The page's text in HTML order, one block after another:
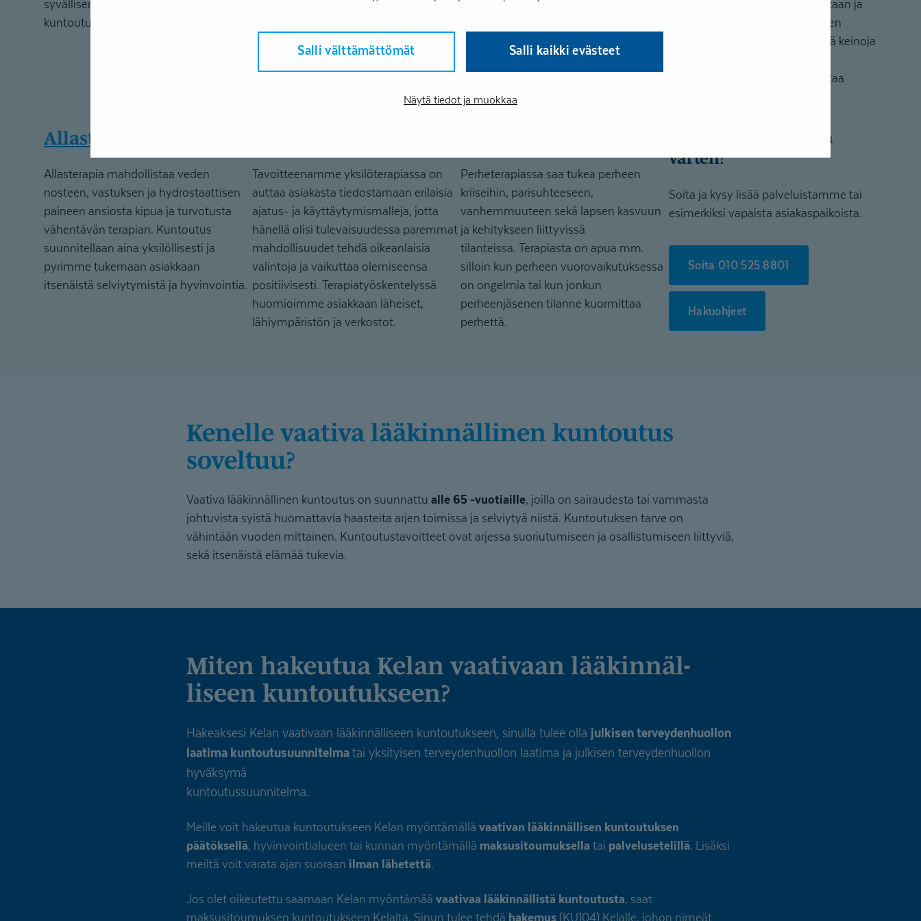
Salli välttämättömät Salli kaikki evästeet
Näytä tiedot ja muokkaa
syvällisempää ja monipuolisempaa
kuntoutusta.
Kuntoutuksessa korostuu yksilöllinen
parantamaan päivittäisten
antamalla vahvistamaan asiakkaan ja
perheen valmiuksia tulla toimeen
erityisvaikeuksien kanssa, löytää keinoja
toiminnallisia haittoja ja kohentaa
Allasterapia
Allasterapia mahdollistaa veden
nosteen, vastuksen ja hydrostaattisen
paineen ansiosta kipua ja turvotusta
vähentävän terapian. Kuntoutus
suunnitellaan aina yksilöllisesti ja
pyrimme tukemaan asiakkaan
itsenäistä selviytymistä ja hyvinvointia.
Tavoitteenamme yksilöterapiassa on
auttaa asiakasta tiedostamaan erilaisia
ajatus- ja käyttäytymismalleja, jotta
hänellä olisi tulevaisuudessa paremmat
mahdollisuudet tehdä oikeanlaisia
valintoja ja vaikuttaa olemiseensa
positiivisesti. Terapiatyöskentelyssä
huomioimme asiakkaan läheiset,
lähiympäristön ja verkostot.
Perheterapiassa saa tukea perheen
kriiseihin, parisuhteeseen,
vanhemmuuteen sekä lapsen kasvuun
ja kehitykseen liittyvissä
tilanteissa. Terapiasta on apua mm.
silloin kun perheen vuorovaikutuksessa
on ongelmia tai kun jonkun
perheenjäsenen tilanne kuormittaa
perhettä.
varten!
Soita ja kysy lisää palveluistamme tai
esimerkiksi vapaista asiakaspaikoista.
Soita 010 525 8801
Hakuohjeet
Kenelle vaativa lääkinnällinen kuntoutus
soveltuu?
Vaativa lääkinnällinen kuntoutus on suunnattu alle 65 -vuotiaille, joilla on sairaudesta tai vammasta
johtuvista syistä huomattavia haasteita arjen toimissa ja selviytyä niistä. Kuntoutuksen tarve on
vähintään vuoden mittainen. Kuntoutustavoitteet ovat arjessa suoriutumiseen ja osallistumiseen liittyviä,
sekä itsenäistä elämää tukevia.
Miten hakeutua Kelan vaativaan lääkinnäl­
liseen kuntoutukseen?
Hakeaksesi Kelan vaativaan lääkinnälliseen kuntoutukseen, sinulla tulee olla julkisen terveydenhuollon
laatima kuntoutusuunnitelmatai yksityisen terveydenhuollon laatima ja julkisen terveydenhuollon
hyväksymä
kuntoutussuunnitelma.
Meille voit hakeutua kuntoutukseen Kelan myöntämällä vaativan lääkinnällisen kuntoutuksen
päätöksellä, hyvinvointialueen tai kunnan myöntämällä maksusitoumuksella tai palvelusetelillä. Lisäksi
meiltä voit varata ajan suoraan ilman lähetettä.
Jos olet oikeutettu saamaan Kelan myöntämää vaativaa lääkinnällistä kuntoutusta, saat
maksusitoumuksen kuntoutukseen Kelalta. Sinun tulee tehdä hakemus (KU104) Kelalle, johon nimeät